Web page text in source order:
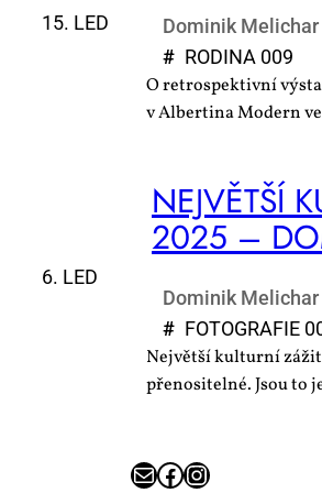
15. LED
Dominik Melichar
# RO­DI­NA 009
O retrospektivní
v Albertina Modern
6. LED
NEJ­VĚT­ŠÍ
2025 –
Dominik Melichar
# FO­TO­GRA­FIE
Největší kulturní
přenositelné. Jsou to
E-mailFacebook
Instagram